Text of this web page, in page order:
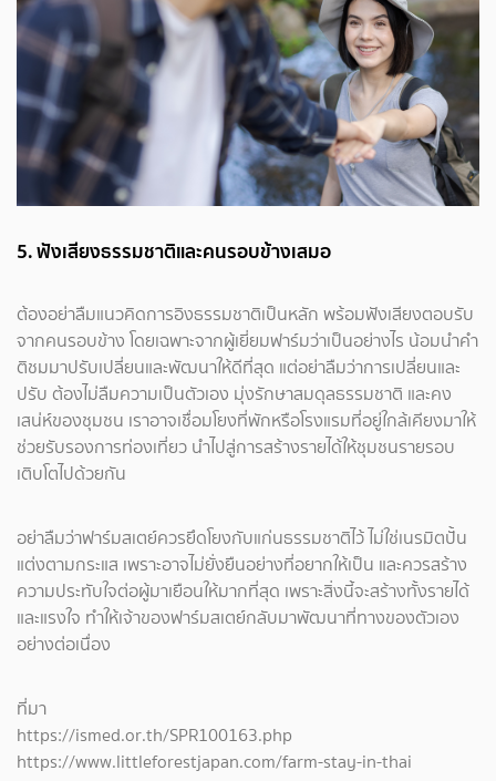
5. ฟังเสียงธรรมชาติและคนรอบข้างเสมอ
ต้องอย่าลืมแนวคิดการอิงธรรมชาติเป็นหลัก พร้อมฟังเสียงตอบรับ
จากคนรอบข้าง โดยเฉพาะจากผู้เยี่ยมฟาร์มว่าเป็นอย่างไร น้อมนำคำ
ติชมมาปรับเปลี่ยนและพัฒนาให้ดีที่สุด แต่อย่าลืมว่าการเปลี่ยนและ
ปรับ ต้องไม่ลืมความเป็นตัวเอง มุ่งรักษาสมดุลธรรมชาติ และคง
เสน่ห์ของชุมชน เราอาจเชื่อมโยงที่พักหรือโรงแรมที่อยู่ใกล้เคียงมาให้
ช่วยรับรองการท่องเที่ยว นำไปสู่การสร้างรายได้ให้ชุมชนรายรอบ
เติบโตไปด้วยกัน
อย่าลืมว่าฟาร์มสเตย์ควรยึดโยงกับแก่นธรรมชาติไว้ ไม่ใช่เนรมิตปั้น
แต่งตามกระแส เพราะอาจไม่ยั่งยืนอย่างที่อยากให้เป็น และควรสร้าง
ความประทับใจต่อผู้มาเยือนให้มากที่สุด เพราะสิ่งนี้จะสร้างทั้งรายได้
และแรงใจ ทำให้เจ้าของฟาร์มสเตย์กลับมาพัฒนาที่ทางของตัวเอง
อย่างต่อเนื่อง
ที่มา
https://ismed.or.th/SPR100163.php
https://www.littleforestjapan.com/farm-stay-in-thai